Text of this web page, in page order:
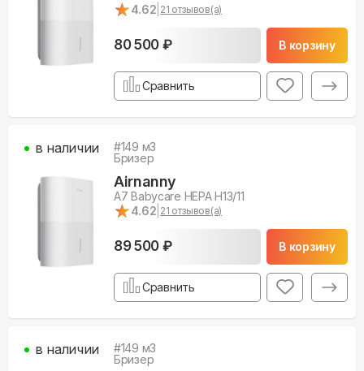
★
★4.62 21 отзывов(а)
80 500 ₽ В корзину
Сравнить
#149 м3
Бризер
Airnanny
A7 Babycare HEPA H13/11
★
★4.62 21 отзывов(а)
89 500 ₽ В корзину
в наличии
Сравнить
#149 м3
Бризер
в наличии